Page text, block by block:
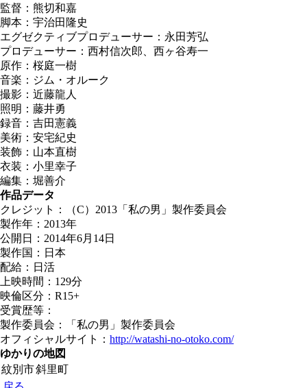
監督：熊切和嘉
脚本：宇治田隆史
エグゼクティブプロデューサー：永田芳弘
プロデューサー：西村信次郎、西ヶ谷寿一
原作：桜庭一樹
音楽：ジム・オルーク
撮影：近藤龍人
照明：藤井勇
録音：吉田憲義
美術：安宅紀史
装飾：山本直樹
衣装：小里幸子
編集：堀善介
作品データ
クレジット：（C）2013「私の男」製作委員会
製作年：2013年
公開日：2014年6月14日
製作国：日本
配給：日活
上映時間：129分
映倫区分：R15+
受賞歴等：
製作委員会：「私の男」製作委員会
オフィシャルサイト： http://watashi-no-otoko.com/
ゆかりの地図
紋別市斜里町